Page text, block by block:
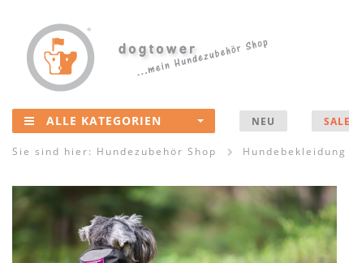
ALLE KATEGORIEN NEU SALE
Sie sind hier: Hundezubehör Shop Hundebekleidung